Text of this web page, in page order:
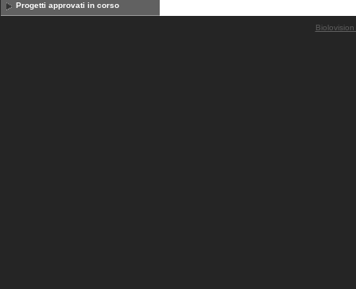
Progetti approvati in corso
Biolovision